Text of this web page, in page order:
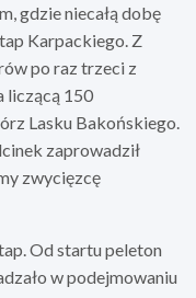
gdzie niecałą dobę
Karpackiego. Z
po raz trzeci z
liczącą 150
Lasku Bakońskiego.
zaprowadził
zwycięzcę
Od startu peleton
w podejmowaniu